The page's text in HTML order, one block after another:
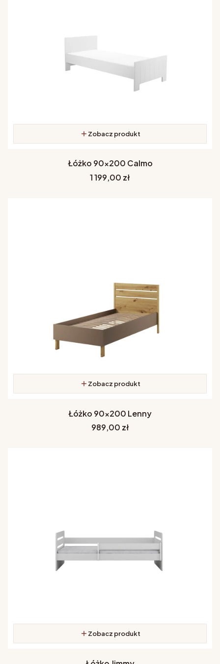
Zobacz produkt
Łóżko 90x200 Calmo
Cena
1 199,00 zł
Zobacz produkt
Łóżko 90x200 Lenny
Cena
989,00 zł
Zobacz produkt